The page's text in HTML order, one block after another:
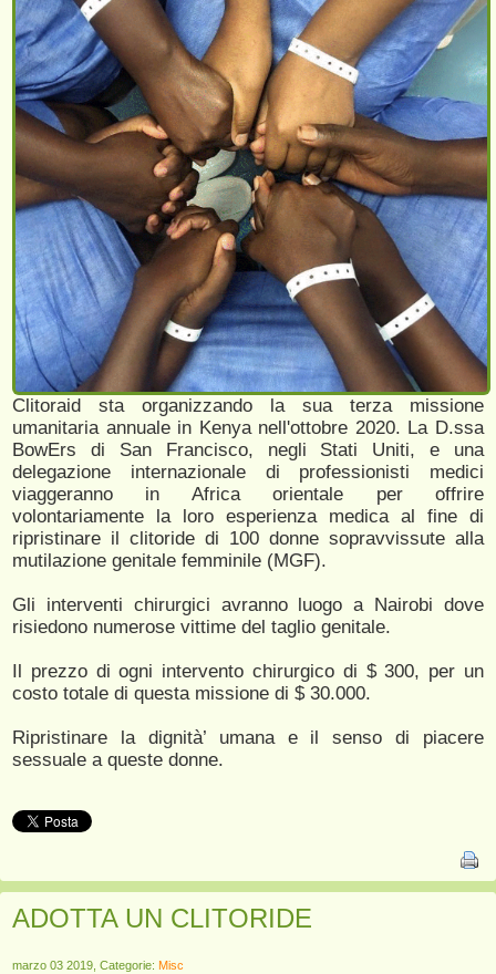
Clitoraid sta organizzando la sua terza missione
umanitaria annuale in Kenya nell'ottobre 2020. La D.ssa
BowErs di San Francisco, negli Stati Uniti, e una
delegazione internazionale di professionisti medici
viaggeranno in Africa orientale per offrire
volontariamente la loro esperienza medica al fine di
ripristinare il clitoride di 100 donne sopravvissute alla
mutilazione genitale femminile (MGF).
Gli interventi chirurgici avranno luogo a Nairobi dove
risiedono numerose vittime del taglio genitale.
Il prezzo di ogni intervento chirurgico di $ 300, per un
costo totale di questa missione di $ 30.000.
Ripristinare la dignità’ umana e il senso di piacere
sessuale a queste donne.
ADOTTA UN CLITORIDE
marzo 03 2019, Categorie: Misc